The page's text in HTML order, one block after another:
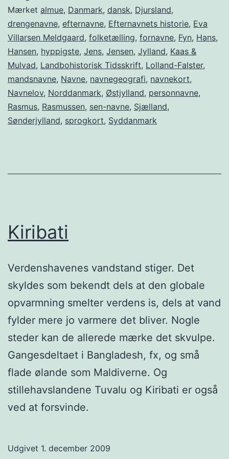
Mærket almue, Danmark, dansk, Djursland,
drengenavne, efternavne, Efternavnets historie, Eva
Villarsen Meldgaard, folketælling, fornavne, Fyn, Hans,
Hansen, hyppigste, Jens, Jensen, Jylland, Kaas &
Mulvad, Landbohistorisk Tidsskrift, Lolland-Falster,
mandsnavne, Navne, navnegeografi, navnekort,
Navnelov, Norddanmark, Østjylland, personnavne,
Rasmus, Rasmussen, sen-navne, Sjælland,
Sønderjylland, sprogkort, Syddanmark
Kiribati
Verdenshavenes vandstand stiger. Det
skyldes som bekendt dels at den globale
opvarmning smelter verdens is, dels at vand
fylder mere jo varmere det bliver. Nogle
steder kan de allerede mærke det skvulpe.
Gangesdeltaet i Bangladesh, fx, og små
flade ølande som Maldiverne. Og
stillehavslandene Tuvalu og Kiribati er også
ved at forsvinde.
Udgivet 1. december 2009